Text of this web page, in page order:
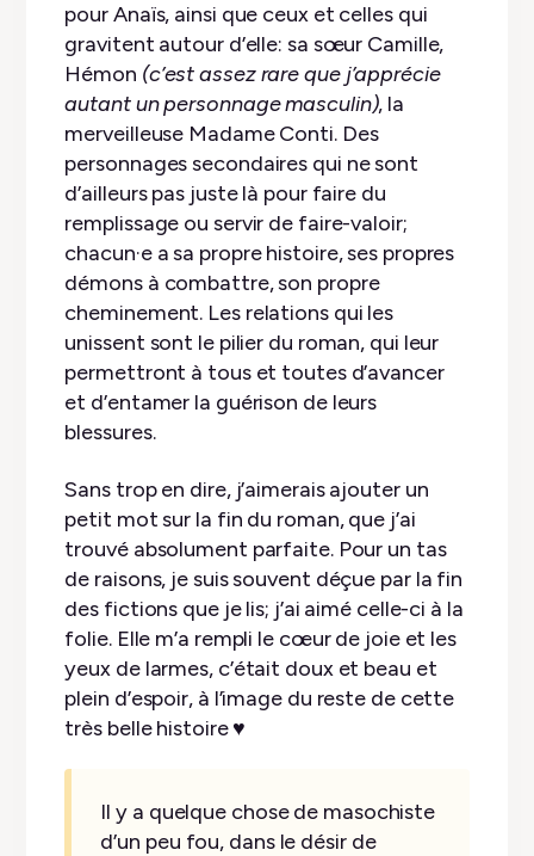
pour Anaïs, ainsi que ceux et celles qui
gravitent autour d’elle: sa sœur Camille,
Hémon (c’est assez rare que j’apprécie
autant un personnage masculin), la
merveilleuse Madame Conti. Des
personnages secondaires qui ne sont
d’ailleurs pas juste là pour faire du
remplissage ou servir de faire-valoir;
chacun·e a sa propre histoire, ses propres
démons à combattre, son propre
cheminement. Les relations qui les
unissent sont le pilier du roman, qui leur
permettront à tous et toutes d’avancer
et d’entamer la guérison de leurs
blessures.
Sans trop en dire, j’aimerais ajouter un
petit mot sur la fin du roman, que j’ai
trouvé absolument parfaite. Pour un tas
de raisons, je suis souvent déçue par la fin
des fictions que je lis; j’ai aimé celle-ci à la
folie. Elle m’a rempli le cœur de joie et les
yeux de larmes, c’était doux et beau et
plein d’espoir, à l’image du reste de cette
très belle histoire ♥︎
Il y a quelque chose de masochiste
d’un peu fou, dans le désir de